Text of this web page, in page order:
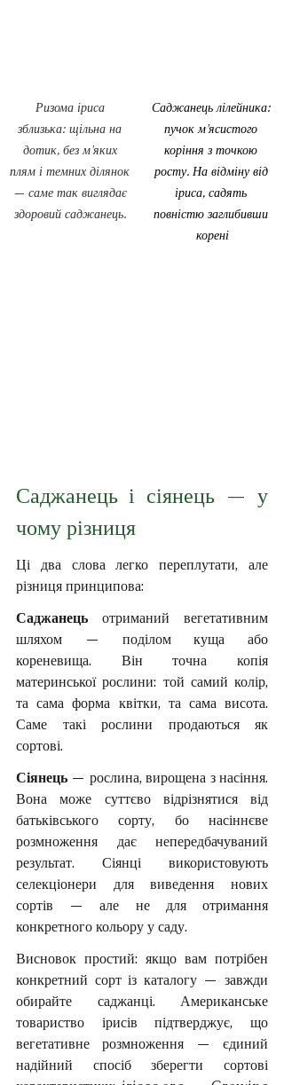
Ризома іриса
зблизька: щільна на
дотик, без м'яких
плям і темних ділянок
— саме так виглядає
здоровий саджанець.
Саджанець лілейника:
пучок м'ясистого
коріння з точкою
росту. На відміну від
іриса, садять
повністю заглибивши
корені
Саджанець і сіянець — у
чому різниця
Ці два слова легко переплутати, але
різниця принципова:
Саджанець отриманий вегетативним
шляхом — поділом куща або
кореневища. Він точна копія
материнської рослини: той самий колір,
та сама форма квітки, та сама висота.
Саме такі рослини продаються як
сортові.
Сіянець — рослина, вирощена з насіння.
Вона може суттєво відрізнятися від
батьківського сорту, бо насіннєве
розмноження дає непередбачуваний
результат. Сіянці використовують
селекціонери для виведення нових
сортів — але не для отримання
конкретного кольору у саду.
Висновок простий: якщо вам потрібен
конкретний сорт із каталогу — завжди
обирайте саджанці. Американське
товариство ірисів підтверджує, що
вегетативне розмноження — єдиний
надійний спосіб зберегти сортові